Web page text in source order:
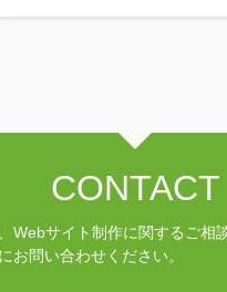
CONTACT
Webサイト制作に関するご相
お問い合わせください。